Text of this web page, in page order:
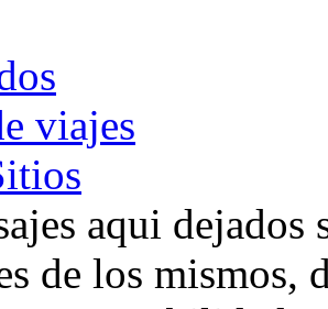
viajes
aqui
de los mismos,